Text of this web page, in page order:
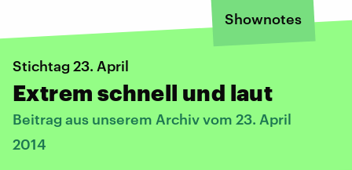
Shownotes
Stichtag 23. April
Extrem schnell und laut
Beitrag aus unserem Archiv vom 23. April
2014